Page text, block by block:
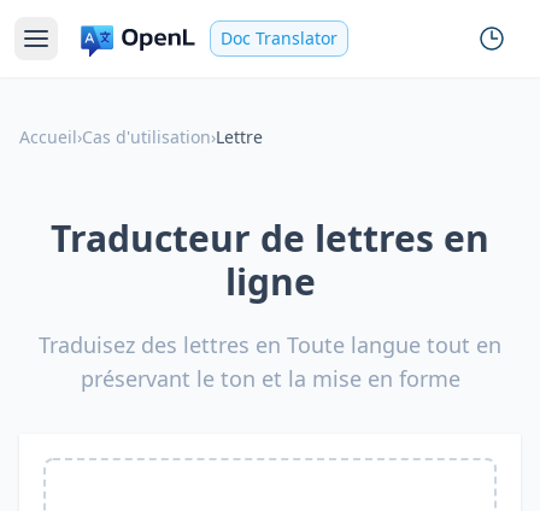
Doc Translator
Accueil›Cas d'utilisation›Lettre
Traducteur de lettres en
ligne
Traduisez des lettres en Toute langue tout en
préservant le ton et la mise en forme